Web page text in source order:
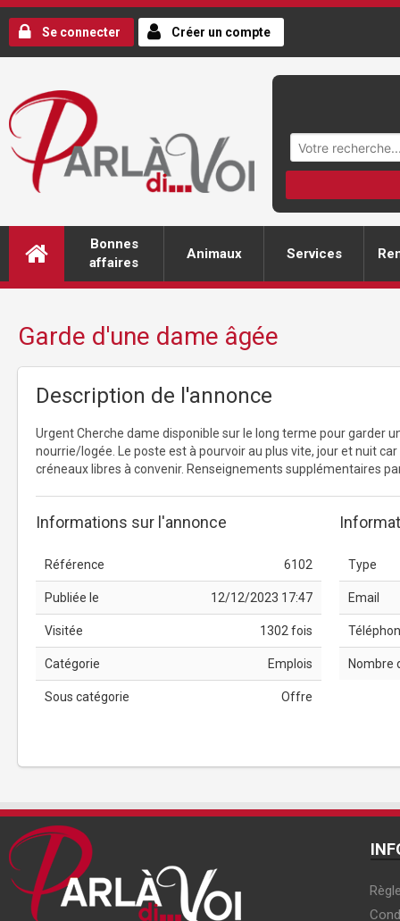
Se connecter Créer un compte
Bonnes
affaires
Animaux Services
Garde d'une dame âgée
Description de l'annonce
Urgent Cherche dame disponible sur le long terme pour garder
nourrie/logée. Le poste est à pourvoir au plus vite, jour et nuit
créneaux libres à convenir. Renseignements supplémentaires
Informations sur l'annonce
Référence 6102
Publiée le 12/12/2023 17:47
Visitée 1302 fois
Catégorie Emplois
Sous catégorie Offre
Type
Email
Nombre